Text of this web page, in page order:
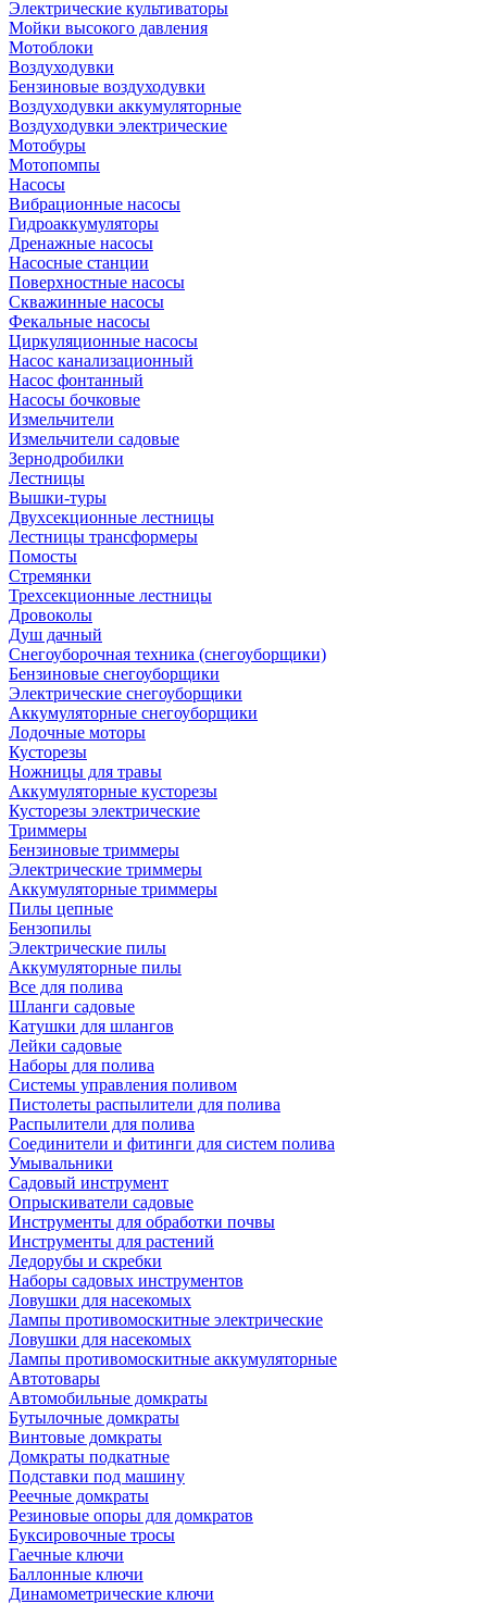
Электрические культиваторы
Мойки высокого давления
Мотоблоки
Воздуходувки
Бензиновые воздуходувки
Воздуходувки аккумуляторные
Воздуходувки электрические
Мотобуры
Мотопомпы
Насосы
Вибрационные насосы
Гидроаккумуляторы
Дренажные насосы
Насосные станции
Поверхностные насосы
Скважинные насосы
Фекальные насосы
Циркуляционные насосы
Насос канализационный
Насос фонтанный
Насосы бочковые
Измельчители
Измельчители садовые
Зернодробилки
Лестницы
Вышки-туры
Двухсекционные лестницы
Лестницы трансформеры
Помосты
Стремянки
Трехсекционные лестницы
Дровоколы
Душ дачный
Снегоуборочная техника (снегоуборщики)
Бензиновые снегоуборщики
Электрические снегоуборщики
Аккумуляторные снегоуборщики
Лодочные моторы
Кусторезы
Ножницы для травы
Аккумуляторные кусторезы
Кусторезы электрические
Триммеры
Бензиновые триммеры
Электрические триммеры
Аккумуляторные триммеры
Пилы цепные
Бензопилы
Электрические пилы
Аккумуляторные пилы
Все для полива
Шланги садовые
Катушки для шлангов
Лейки садовые
Наборы для полива
Системы управления поливом
Пистолеты распылители для полива
Распылители для полива
Соединители и фитинги для систем полива
Умывальники
Садовый инструмент
Опрыскиватели садовые
Инструменты для обработки почвы
Инструменты для растений
Ледорубы и скребки
Наборы садовых инструментов
Ловушки для насекомых
Лампы противомоскитные электрические
Ловушки для насекомых
Лампы противомоскитные аккумуляторные
Автотовары
Автомобильные домкраты
Бутылочные домкраты
Винтовые домкраты
Домкраты подкатные
Подставки под машину
Реечные домкраты
Резиновые опоры для домкратов
Буксировочные тросы
Гаечные ключи
Баллонные ключи
Динамометрические ключи